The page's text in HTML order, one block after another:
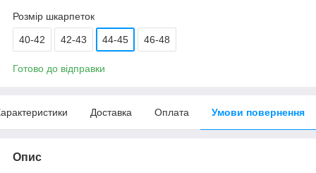
Розмір шкарпеток
40-42 42-43 44-45 46-48
Готово до відправки
Доставка Оплата Умови повернення
Опис